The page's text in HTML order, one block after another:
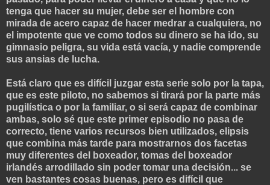
tenga que hacer su mujer, debe ser el hombre con
mirada de acero capaz de hacer medrar a cualquiera, no
el impotente que ve como todos su dinero se ha ido, su
gimnasio peligra, su vida está vacía, y nadie comprende
sus ansias de lucha.
Está claro que es difícil juzgar esta serie solo por la tapa,
que es este piloto, no sabemos si tirará por la parte más
pugilística o por la familiar, o si será capaz de combinar
ambas, solo sé que este primer episodio no pasa de
correcto, tiene varios recursos bien utilizados, elipsis
que combina más tarde para mostrarnos dos facetas
muy diferentes del boxeador, tomas del boxeador
irlandés arrodillado sin poder tomar una decisión... se
ven bastantes cosas buenas, pero es difícil que